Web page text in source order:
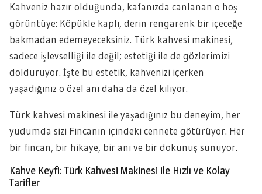
Kahveniz hazır olduğunda, kafanızda canlanan o hoş
görüntüye: Köpükle kaplı, derin rengarenk bir içeceğe
bakmadan edemeyeceksiniz. Türk kahvesi makinesi,
sadece işlevselliği ile değil; estetiği ile de gözlerimizi
dolduruyor. İşte bu estetik, kahvenizi içerken
yaşadığınız o özel anı daha da özel kılıyor.
Türk kahvesi makinesi ile yaşadığınız bu deneyim, her
yudumda sizi Fincanın içindeki cennete götürüyor. Her
bir fincan, bir hikaye, bir anı ve bir dokunuş sunuyor.
Kahve Keyfi: Türk Kahvesi Makinesi ile Hızlı ve Kolay
Tarifler